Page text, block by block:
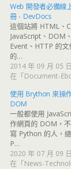
Web 開發者必備線
冊 - DevDocs
這個站將 HTML、
JavaScript、DOM
Event、HTTP 的文
的…
2014 年 09 月 05 日
在「Document-
使用 Brython 來操
DOM
一般都使用
作網頁的 DOM，
寫 Python 的人，
P…
2020 年 07 月 09 日
在「News-